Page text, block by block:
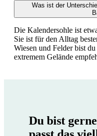
Was ist der
Die Kalendersohle ist
Sie ist für den Alltag
Wiesen und Felder bist
extremem Gelände
Du bist